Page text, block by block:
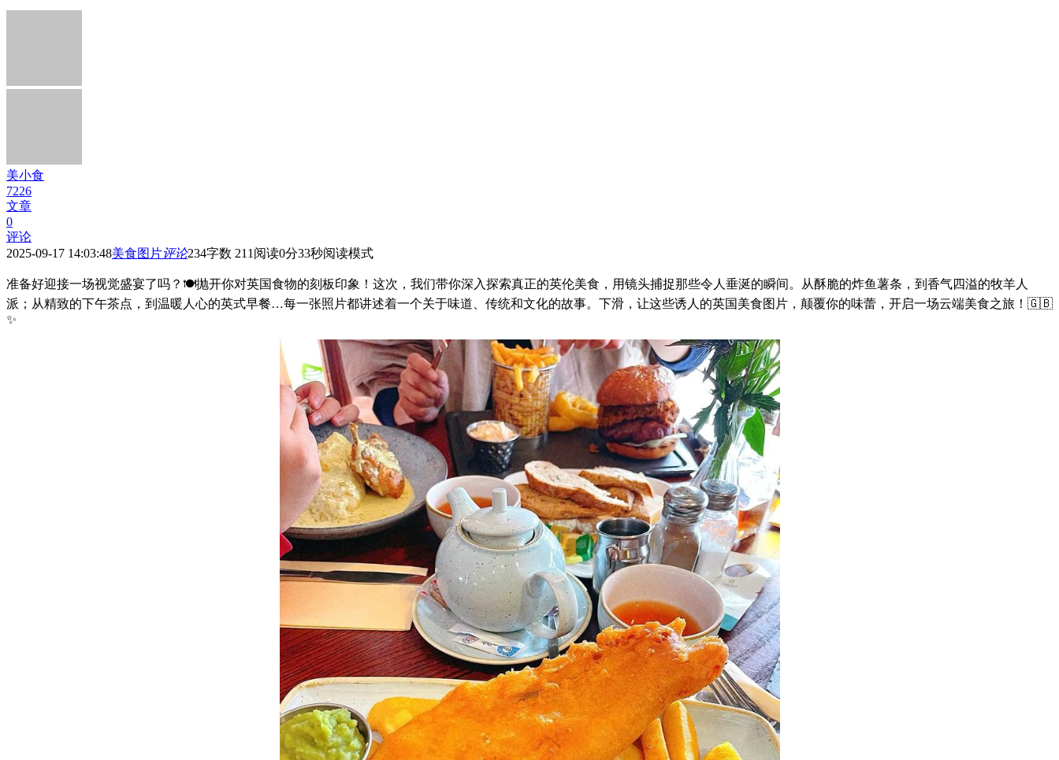
美小食
7226
文章
0
评论
2025-09-17 14:03:48美食图片评论234字数 211 阅读0分33秒阅读模式
准备好迎接一场视觉盛宴了吗？🍽️抛开你对英国食物的刻板印象！这次，我们带你深入探索真正的英伦美食，用镜头捕捉那些令人垂涎的瞬间。从酥脆的炸鱼薯条，到香气四溢的牧羊人
派；从精致的下午茶点，到温暖人心的英式早餐…每一张照片都讲述着一个关于味道、传统和文化的故事。下滑，让这些诱人的英国美食图片，颠覆你的味蕾，开启一场云端美食之旅！🇬🇧
✨